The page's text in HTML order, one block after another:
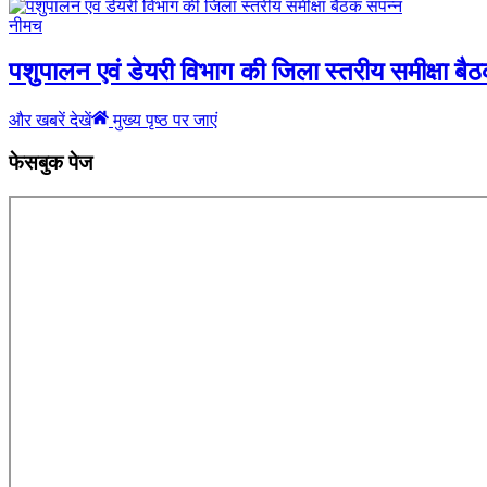
नीमच
पशुपालन एवं डेयरी विभाग की जिला स्तरीय समीक्षा
और खबरें देखें मुख्य पृष्ठ पर जाएं
फेसबुक पेज